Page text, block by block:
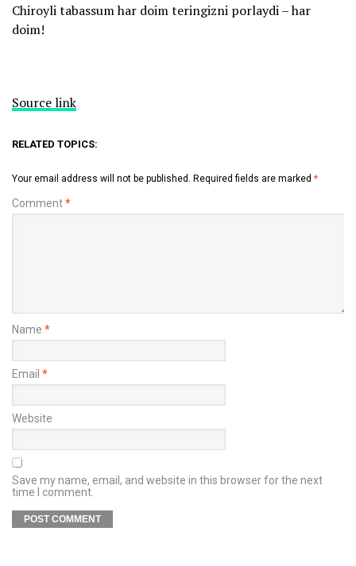
Chiroyli tabassum har doim teringizni porlaydi – har
doim!
Source link
RELATED TOPICS:
Your email address will not be published. Required fields are marked *
Comment*
Name *
Email *
Website
Save my name, email, and website in this browser for the next
time I comment.